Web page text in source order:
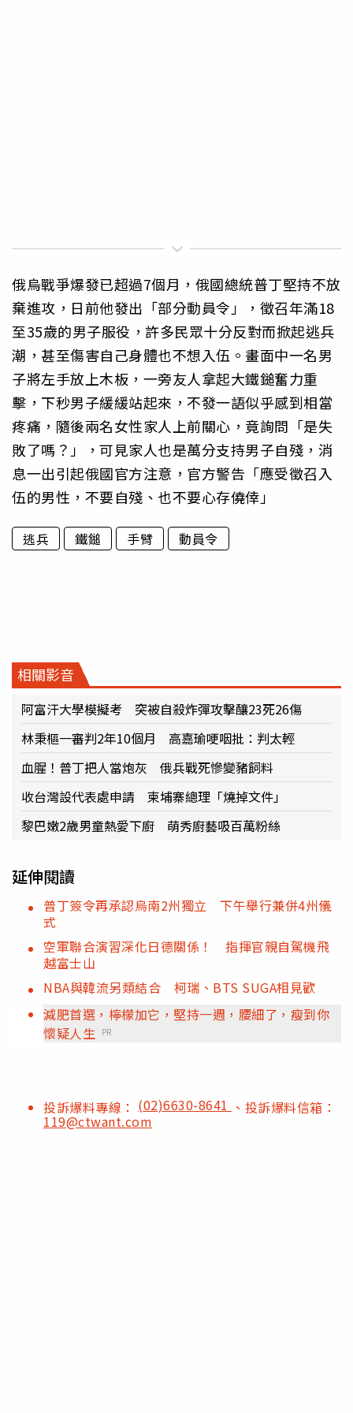
俄烏戰爭爆發已超過7個月，俄國總統普丁堅持不放
棄進攻，日前他發出「部分動員令」，徵召年滿18
至35歲的男子服役，許多民眾十分反對而掀起逃兵
潮，甚至傷害自己身體也不想入伍。畫面中一名男
子將左手放上木板，一旁友人拿起大鐵鎚奮力重
擊，下秒男子緩緩站起來，不發一語似乎感到相當
疼痛，隨後兩名女性家人上前關心，竟詢問「是失
敗了嗎？」，可見家人也是萬分支持男子自殘，消
息一出引起俄國官方注意，官方警告「應受徵召入
伍的男性，不要自殘、也不要心存僥倖」
逃兵 鐵鎚 手臂 動員令
相關影音
阿富汗大學模擬考 突被自殺炸彈攻擊釀23死26傷
林秉樞一審判2年10個月 高嘉瑜哽咽批：判太輕
血腥！普丁把人當炮灰 俄兵戰死慘變豬飼料
收台灣設代表處申請 柬埔寨總理「燒掉文件」
黎巴嫩2歲男童熱愛下廚 萌秀廚藝吸百萬粉絲
延伸閱讀
普丁簽令再承認烏南2州獨立 下午舉行兼併4州儀
式
空軍聯合演習深化日德關係！ 指揮官親自駕機飛
越富士山
NBA與韓流另類結合 柯瑞、BTS SUGA相見歡
減肥首選，檸檬加它，堅持一週，腰細了，瘦到你
懷疑人生 PR
投訴爆料專線： (02)6630-8641 、投訴爆料信箱：
119@ctwant.com